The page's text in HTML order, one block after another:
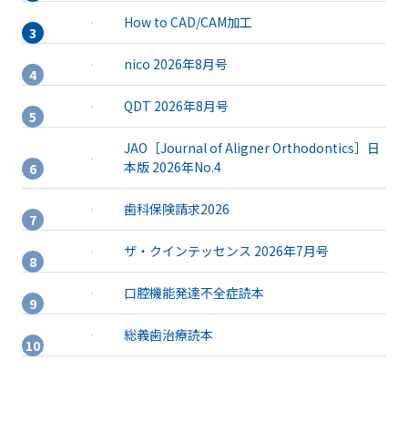
How to CAD/CAM加工
nico 2026年8月号
QDT 2026年8月号
JAO［Journal of Aligner Orthodontics］日
本版 2026年No.4
歯科保険請求2026
ザ・クインテッセンス 2026年7月号
口腔機能発達不全症読本
総義歯治療読本